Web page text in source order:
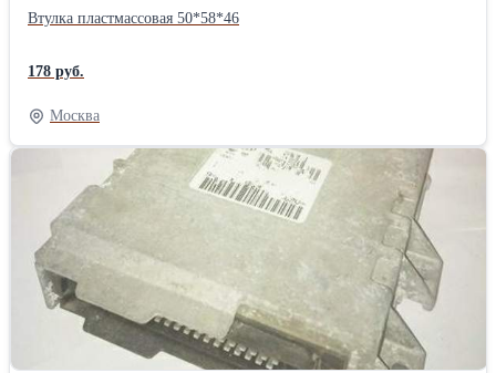
Втулка пластмассовая 50*58*46
178 руб.
Москва